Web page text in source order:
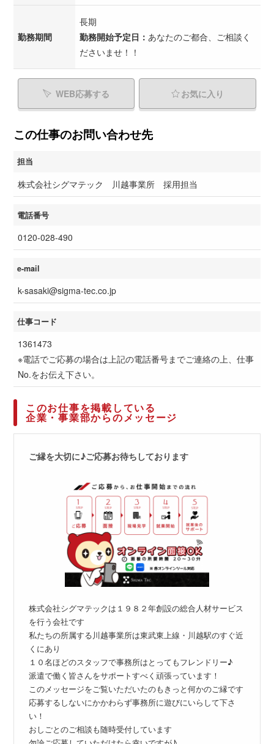
勤務期間
長期
勤務開始予定日： あなたのご都合、ご相談く
ださいませ！！
WEB応募する お気に入り
この仕事のお問い合わせ先
担当
株式会社シグマテック 川越事業所 採用担当
電話番号
0120-028-490
e-mail
k-sasaki@sigma-tec.co.jp
仕事コード
1361473
※電話でご応募の場合は上記の電話番号までご連絡の上、仕事
No.をお伝え下さい。
このお仕事を掲載している
企業・事業部からのメッセージ
ご縁を大切に♪ご応募お待ちしております
株式会社シグマテックは１９８２年創設の総合人材サービス
を行う会社です
私たちの所属する川越事業所は東武東上線・川越駅のすぐ近
くにあり
１０名ほどのスタッフで事務所はとってもフレンドリー♪
派遣で働く皆さんをサポートすべく頑張っています！
このメッセージをご覧いただいたのもきっと何かのご縁です
応募するしないにかかわらず事務所に遊びにいらして下さ
い！
おしごとのご相談も随時受付しています